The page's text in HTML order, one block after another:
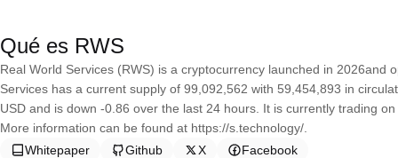
Qué es RWS
Real World Services (RWS) is a cryptocurrency launched in 2026and
Services has a current supply of 99,092,562 with 59,454,893 in
USD and is down -0.86 over the last 24 hours. It is currently trading
More information can be found at https://s.technology/.
Whitepaper
Github X Facebook